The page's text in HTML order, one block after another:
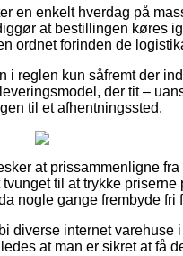
en enkelt hverdag på
at bestillingen køres
ordnet forinden de
i reglen kun såfremt der
der tit –
til et afhentningssted.
at prissammenligne
til at trykke priserne
nogle gange frembyde fri
internet varehuse i
at man er sikret at få